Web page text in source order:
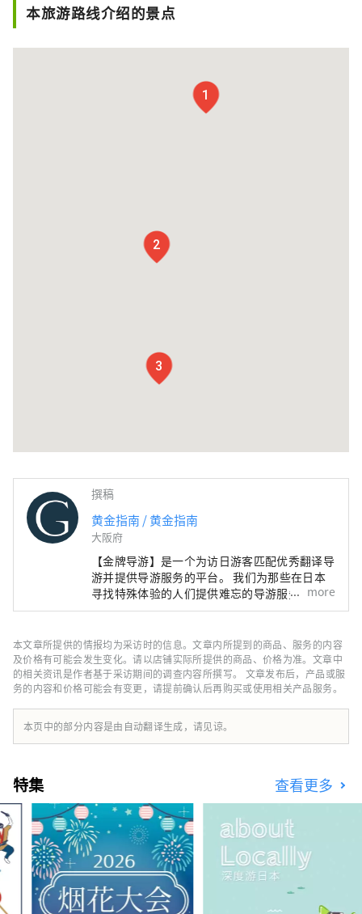
本旅游路线介绍的景点
1
2
3
撰稿
黄金指南 / 黄金指南
大阪府
【金牌导游】是一个为访日游客匹配优秀翻译导
游并提供导游服务的平台。 我们为那些在日本
寻找特殊体验的人们提供难忘的导游服务。 将
日本的魅力带给世界各地的人们
more
本文章所提供的情报均为采访时的信息。文章内所提到的商品、服务的内容
及价格有可能会发生变化。请以店铺实际所提供的商品、价格为准。文章中
的相关资讯是作者基于采访期间的调查内容所撰写。 文章发布后，产品或服
务的内容和价格可能会有变更，请提前确认后再购买或使用相关产品服务。
本页中的部分内容是由自动翻译生成，请见谅。
特集 查看更多